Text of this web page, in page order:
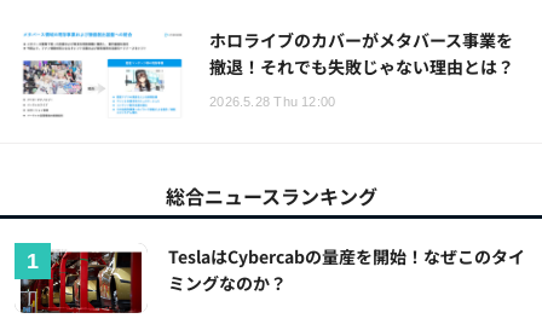
ホロライブのカバーがメタバース事業を
撤退！それでも失敗じゃない理由とは？
2026.5.28 Thu 12:00
総合ニュースランキング
TeslaはCybercabの量産を開始！なぜこのタイ
ミングなのか？